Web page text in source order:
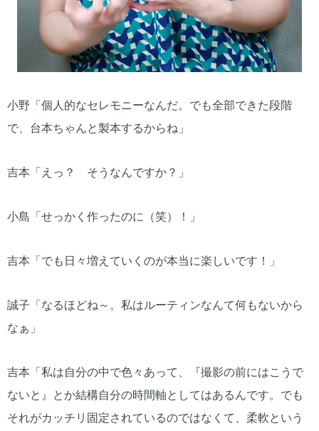
小野「個人的なセレモニーなんだ。でも全部できた段階
で、台本ちゃんと製本するからね」
吉本「えっ？ そうなんですか？」
小島「せっかく作ったのに（笑）！」
吉本「でも日々増えていくのが本当に楽しいです！」
誠子「なるほどね～。私はルーティンなんて何もないから
なぁ」
吉本「私は自分の中で色々あって、『撮影の前にはこうで
ないと』とか結構自分の時間軸としてはあるんです。でも
それがカッチリ固定されているのではなくて、柔軟という